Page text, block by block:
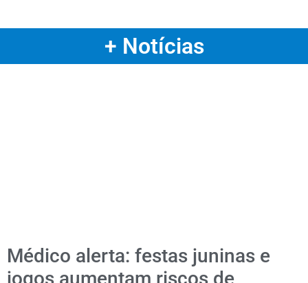
+ Notícias
Médico alerta: festas juninas e